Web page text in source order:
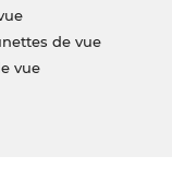
de vue
vue